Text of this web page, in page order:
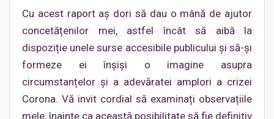
Cu acest raport aș dori să dau o mână de ajutor
concetățenilor mei, astfel încât să aibă la
dispoziție unele surse accesibile publicului și să-și
formeze ei înșiși o imagine asupra
circumstanțelor și a adevăratei amplori a crizei
Corona. Vă invit cordial să examinați observațiile
mele, înainte ca această posibilitate să fie definitiv